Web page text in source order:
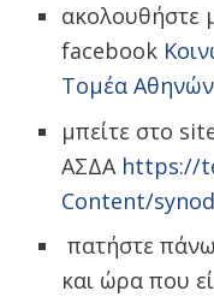
ακολουθήστε
facebook
Τομέα
μπείτε στο
ΑΣΔΑ https://
Content/
πατήστε
και ώρα που